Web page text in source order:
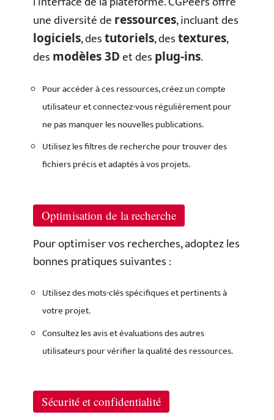
une diversité de ressources, incluant des
logiciels, destutoriels, destextures,
des modèles 3Det des plug-ins.
Pour accéder à ces ressources, créez un compte
utilisateur et connectez-vous régulièrement pour
ne pas manquer les nouvelles publications.
Utilisez les filtres de recherche pour trouver des
fichiers précis et adaptés à vos projets.
Optimisation de la recherche
Pour optimiser vos recherches, adoptez les
bonnes pratiques suivantes :
Utilisez des mots-clés spécifiques et pertinents à
votre projet.
Consultez les avis et évaluations des autres
utilisateurs pour vérifier la qualité des ressources.
Sécurité et confidentialité